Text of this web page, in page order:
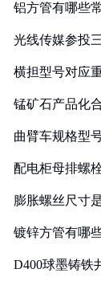
铝方管有哪些
光线传媒参投
横担型号对应
锰矿石产品化
曲臂车规格型
配电柜母排螺
膨胀螺丝尺寸
镀锌方管有哪
D400球墨铸铁